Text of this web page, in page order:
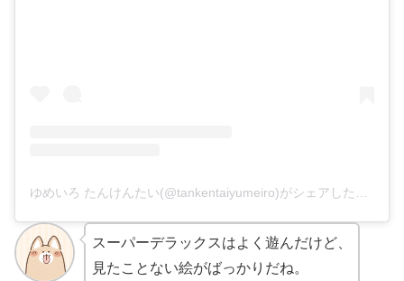
スーパーデラックスはよく遊んだけど、
見たことない絵がばっかりだね。